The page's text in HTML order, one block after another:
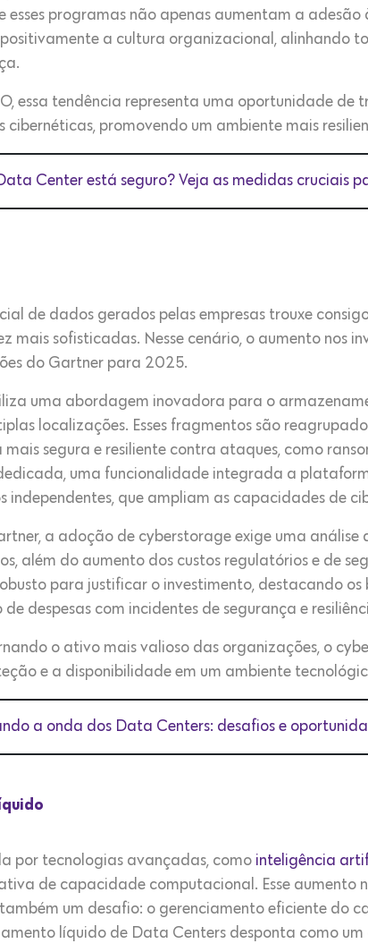
esses programas não apenas aumentam a
a cultura organizacional, alinhando
essa tendência representa uma oportunidade
promovendo um ambiente mais
Center está seguro? Veja as medidas cruciais
de dados gerados pelas empresas trouxe
mais sofisticadas. Nesse cenário, o aumento nos
do Gartner para 2025.
uma abordagem inovadora para o
localizações. Esses fragmentos são
segura e resiliente contra ataques, como
uma funcionalidade integrada a
independentes, que ampliam as capacidades de
a adoção de cyberstorage exige uma
além do aumento dos custos regulatórios e de
para justificar o investimento, destacando
despesas com incidentes de segurança e
o ativo mais valioso das organizações, o
e a disponibilidade em um ambiente
a onda dos Data Centers: desafios e
por tecnologias avançadas, como inteligência
de capacidade computacional. Esse aumento
um desafio: o gerenciamento eficiente do
líquido de Data Centers desponta como